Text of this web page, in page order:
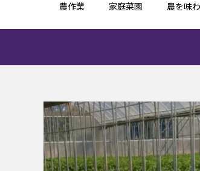
農作業 家庭菜園 農を味